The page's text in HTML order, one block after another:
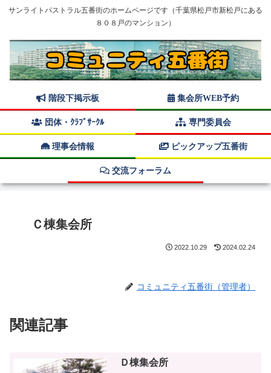
サンライトパストラル五番街のホームページです（千葉県松戸市新松戸にある
８０８戸のマンション）
階段下掲示板 集会所WEB予約
団体・ｸﾗﾌﾞｻｰｸﾙ 専門委員会
理事会情報 ピックアップ五番街
交流フォーラム
Ｃ棟集会所
2022.10.29 2024.02.24
コミュニティ五番街（管理者）
関連記事
Ｄ棟集会所